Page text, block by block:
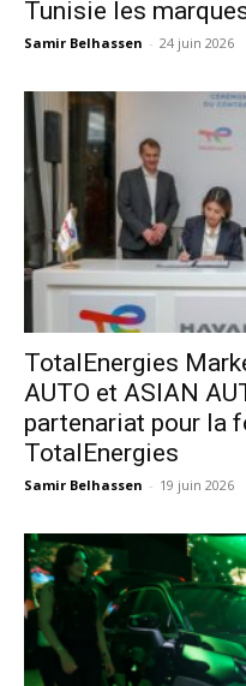
Tunisie les
Samir Belhassen - 24 juin 2026
TotalEnergies
AUTO et ASIAN
partenariat pour la
TotalEnergies
Samir Belhassen - 19 juin 2026